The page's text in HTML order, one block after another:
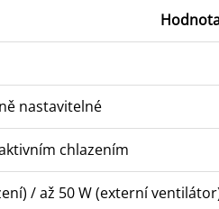
nastavitelné
chlazením
/ až 50 W (externí